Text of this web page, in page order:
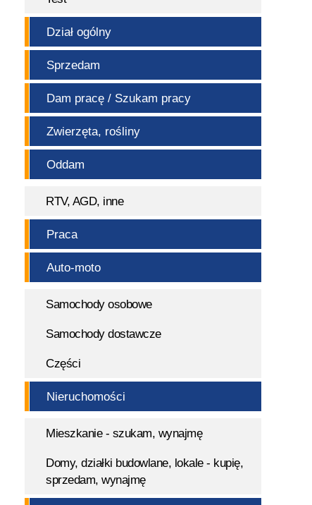
Dział ogólny
Sprzedam
Dam pracę / Szukam pracy
Zwierzęta, rośliny
Oddam
RTV, AGD, inne
Praca
Auto-moto
Samochody osobowe
Samochody dostawcze
Części
Nieruchomości
Mieszkanie - szukam, wynajmę
Domy, działki budowlane, lokale - kupię,
sprzedam, wynajmę